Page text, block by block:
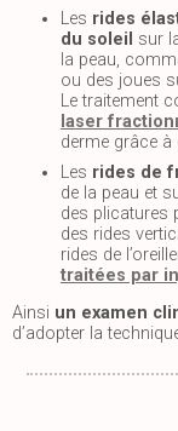
Les rides
du soleil sur
la peau,
ou des joues
Le traitement
laser
derme grâce à
Les rides de
de la peau et
des plicatures
des rides
rides de
traitées par
Ainsi un examen
d’adopter la